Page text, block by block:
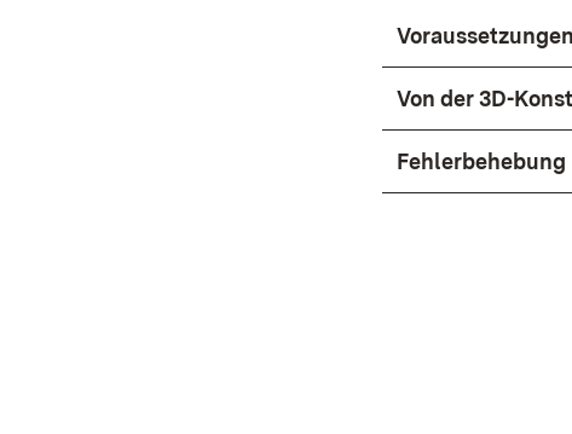
Von der 3D-
Fehlerbehebung